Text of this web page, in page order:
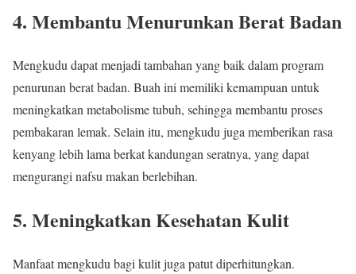
4. Membantu Menurunkan Berat Badan
Mengkudu dapat menjadi tambahan yang baik dalam program
penurunan berat badan. Buah ini memiliki kemampuan untuk
meningkatkan metabolisme tubuh, sehingga membantu proses
pembakaran lemak. Selain itu, mengkudu juga memberikan rasa
kenyang lebih lama berkat kandungan seratnya, yang dapat
mengurangi nafsu makan berlebihan.
5. Meningkatkan Kesehatan Kulit
Manfaat mengkudu bagi kulit juga patut diperhitungkan.